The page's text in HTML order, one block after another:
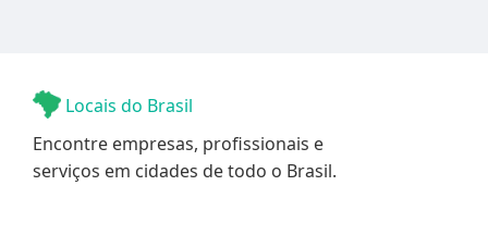
Locais do Brasil
Encontre empresas, profissionais e
serviços em cidades de todo o Brasil.